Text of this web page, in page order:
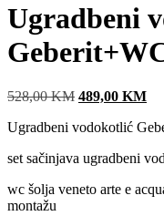
Ugradbeni
528,00KM Original
was:
489,00 KM
is:
Ugradbeni vodokotlić
set sačinjava ugradbeni
wc šolja veneto arte e
montažu